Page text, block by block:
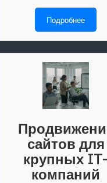
Подробнее
сайтов для
крупных
компаний